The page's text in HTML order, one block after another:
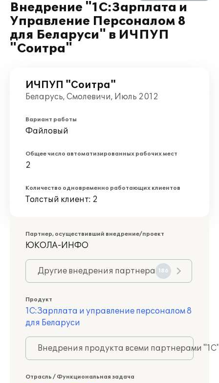
Внедрение "1С:Зарплата и
Управление Персоналом 8
для Беларуси" в ИЧПУП
"Соитра"
ИЧПУП "Соитра"
Беларусь, Смолевичи, Июль 2012
Вариант работы
Файловый
Общее число автоматизированных рабочих мест
2
Количество одновременно работающих клиентов
Толстый клиент: 2
Партнер, осуществивший внедрение/проект
ЮКОЛА-ИНФО
Другие внедрения партнера 186
Продукт
1С:Зарплата и управление персоналом 8
для Беларуси
Внедрения продукта всеми партнерами
Отрасль / Функциональная задача